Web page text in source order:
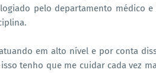
pelo departamento médico
em alto nível e por conta
tenho que me cuidar cada vez